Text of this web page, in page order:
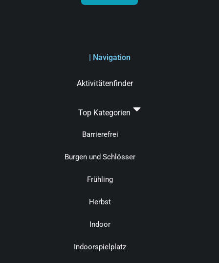
| Navigation
Aktivitätenfinder
Top Kategorien
Barrierefrei
Burgen und Schlösser
Frühling
Herbst
Indoor
Indoorspielplatz